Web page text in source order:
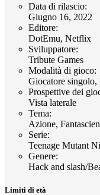
Data di rilascio:
Giugno 16, 2022
Editore:
DotEmu, Netflix
Sviluppatore:
Tribute Games
Modalità di gioco:
Giocatore
Prospettive dei
Vista laterale
Tema:
Azione,
Serie:
Teenage Mutant
Genere:
Hack and slash/
Limiti di età